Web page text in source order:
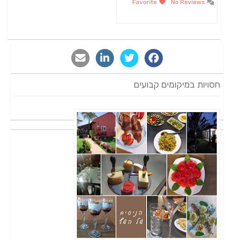
חסויות במיקומים קבועים